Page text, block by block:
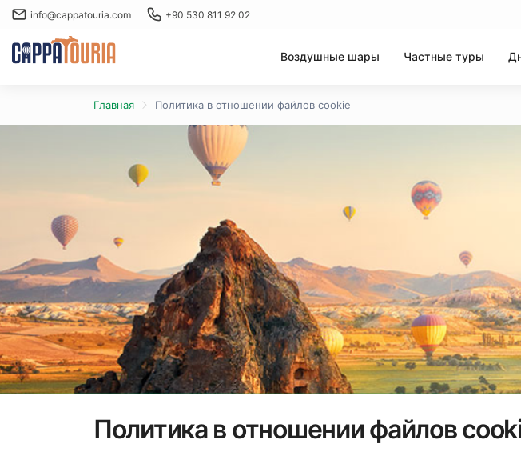
info@cappatouria.com +90 530 811 92 02
Воздушные шары Частные туры
Главная Политика в отношении файлов cookie
Политика в отношении файлов